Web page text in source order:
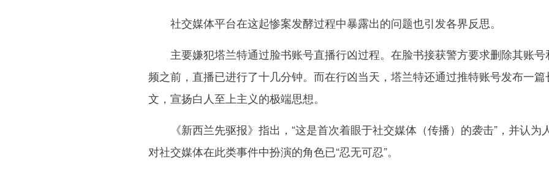
社交媒体平台在这起惨案发酵过程中暴露出的问题也引发各界反思。
主要嫌犯塔兰特通过脸书账号直播行凶过程。在脸书接获警方要求删除其账号
频之前，直播已进行了十几分钟。而在行凶当天，塔兰特还通过推特账号发布一篇
文，宣扬白人至上主义的极端思想。
《新西兰先驱报》指出，“这是首次着眼于社交媒体（传播）的袭击”，并认为
对社交媒体在此类事件中扮演的角色已“忍无可忍”。